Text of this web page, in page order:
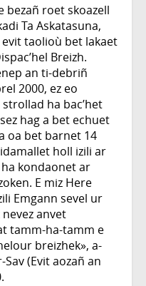
bezañ roet skoazell
Ta Askatasuna,
evit taolioù bet lakaet
Breizh.
an ti-debriñ
2000, ez eo
ha bac’het
hag a bet echuet
oa bet barnet 14
holl izili ar
kondaonet ar
E miz Here
Emgann sevel ur
anvet
tamm-ha-tamm e
breizhek», a-
(Evit aozañ an